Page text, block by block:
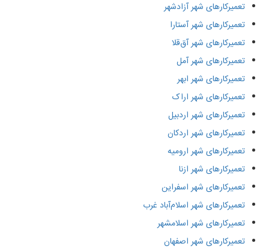
تعمیرکارهای شهر آزادشهر
تعمیرکارهای شهر آستارا
تعمیرکارهای شهر آق‌قلا
تعمیرکارهای شهر آمل
تعمیرکارهای شهر ابهر
تعمیرکارهای شهر اراک
تعمیرکارهای شهر اردبیل
تعمیرکارهای شهر اردکان
تعمیرکارهای شهر ارومیه
تعمیرکارهای شهر ازنا
تعمیرکارهای شهر اسفراین
تعمیرکارهای شهر اسلام‌آباد غرب
تعمیرکارهای شهر اسلامشهر
تعمیرکارهای شهر اصفهان